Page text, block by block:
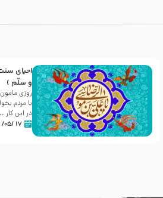
احیای
و سلّم )
روزی مامون
با مردم
در این کار
۱۷ /۰۵/ ۱۴۰۵